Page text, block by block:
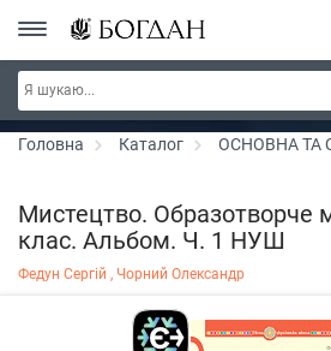
РОЗПРОДАЖ ~ 150 грн ~ 200 грн ~ 250 грн ~
300 грн ~ РОЗПРОДАЖ
Головна Каталог ОСНОВНА ТА
Мистецтво. Образотворче
клас. Альбом. Ч. 1 НУШ
Федун Сергій , Чорний Олександр